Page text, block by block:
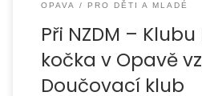
OPAVA PRO DĚTI A MLADÉ
Při NZDM –
kočka v Opavě
Doučovací klub